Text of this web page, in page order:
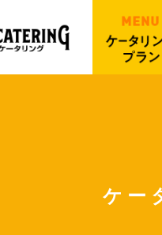
ケー